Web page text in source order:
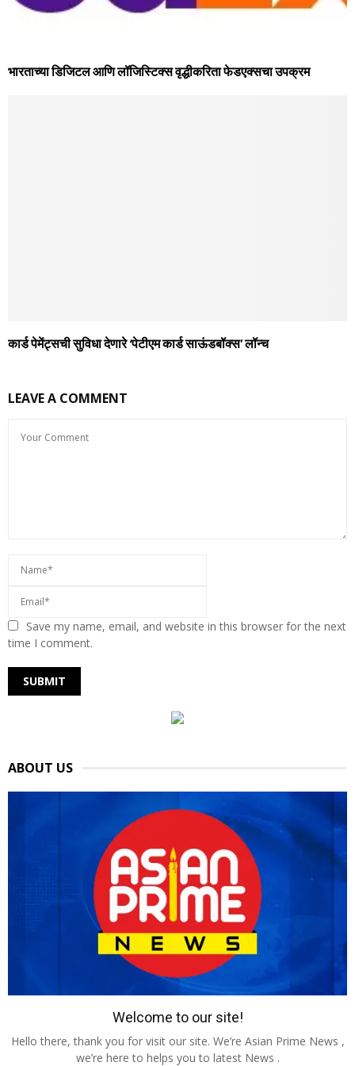
भारताच्या डिजिटल आणि लॉजिस्टिक्स वृद्धीकरिता फेडएक्सचा उपक्रम
कार्ड पेमेंट्सची सुविधा देणारे ‘पेटीएम कार्ड साऊंडबॉक्‍स’ लॉन्च
LEAVE A COMMENT
Save my name, email, and website in this browser for the next
time I comment.
ABOUT US
Welcome to our site!
Hello there, thank you for visit our site. We’re Asian Prime News ,
we’re here to helps you to latest News .